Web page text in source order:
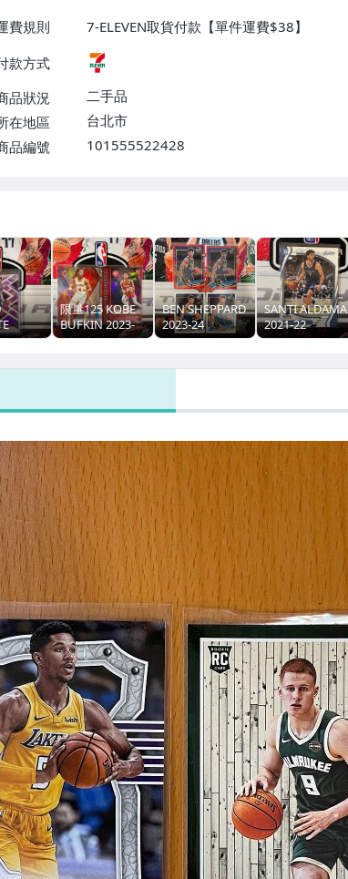
費規則
7-ELEVEN取貨付款【單件運費$38】
款方式
品狀況
二手品
在地區
台北市
品編號
101555522428
2023-
新人
限量125 KOBE
BUFKIN 2023-
24 PHOENIX 特
RISING RC
BEN SHEPPARD
2023-24
DONRUSS 紅亮
SANTI ALDAMA
2021-22
CHRONICLES